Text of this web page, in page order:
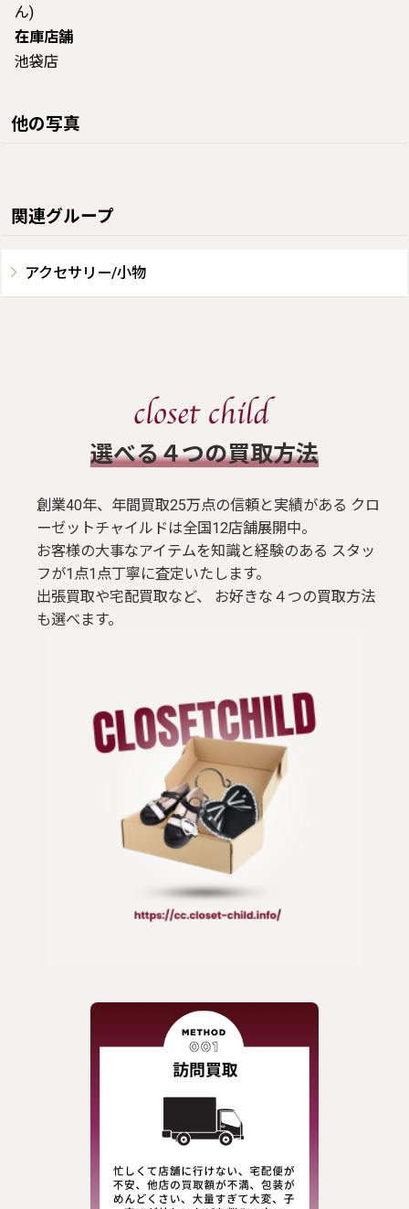
ん)
在庫店舗
池袋店
他の写真
関連グループ
アクセサリー/小物
​選べる４つの買取方法
創業40年、年間買取25万点の信頼と実績がある クロ
ーゼットチャイルドは全国12店舗展開中。
お客様の大事なアイテムを知識と経験のある スタッ
フが1点1点丁寧に査定いたします。
出張買取や宅配買取など、 お好きな４つの買取方法
も選べます。